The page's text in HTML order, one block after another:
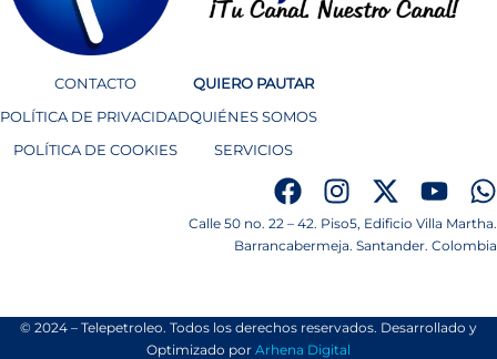
CONTACTO
POLÍTICA DE PRIVACIDAD
POLÍTICA DE COOKIES
QUIERO PAUTAR
QUIÉNES SOMOS
SERVICIOS
Calle 50 no. 22 – 42. Piso5, Edificio Villa Martha.
Barrancabermeja. Santander. Colombia
© 2024 – Telepetroleo. Todos los derechos reservados. Desarrollado y
Optimizado por Arhena Digital